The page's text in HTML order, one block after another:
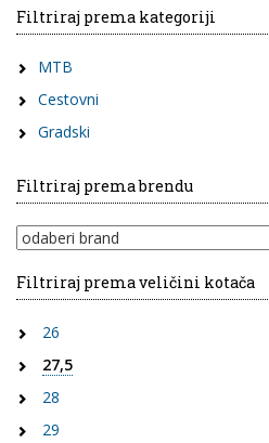
Filtriraj prema kategoriji
MTB
Cestovni
Gradski
Filtriraj prema brendu
Filtriraj prema veličini kotača
26
27,5
28
29